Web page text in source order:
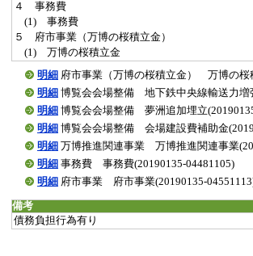
４ 事務費
(1) 事務費
５ 府市事業（万博の桜積立金）
(1) 万博の桜積立金
明細 府市事業（万博の桜積立金） 万博の桜
明細 博覧会会場整備 地下鉄中央線輸送力増
明細 博覧会会場整備 夢洲追加埋立
明細 博覧会会場整備 会場建設費補助金
明細 万博推進関連事業 万博推進関連事業
明細 事務費 事務費(20190135-04481105)
明細 府市事業 府市事業(20190135-
備考
債務負担行為有り